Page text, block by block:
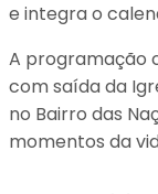
e integra o
A programação
com saída da
no Bairro das
momentos da